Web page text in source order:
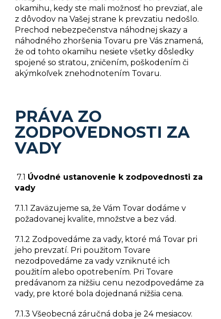
okamihu, kedy ste mali možnosť ho prevziať, ale
z dôvodov na Vašej strane k prevzatiu nedošlo.
Prechod nebezpečenstva náhodnej skazy a
náhodného zhoršenia Tovaru pre Vás znamená,
že od tohto okamihu nesiete všetky dôsledky
spojené so stratou, zničením, poškodením či
akýmkoľvek znehodnotením Tovaru.
PRÁVA ZO
ZODPOVEDNOSTI ZA
VADY
7.1 Úvodné ustanovenie k zodpovednosti za
vady
7.1.1 Zaväzujeme sa, že Vám Tovar dodáme v
požadovanej kvalite, množstve a bez vád.
7.1.2 Zodpovedáme za vady, ktoré má Tovar pri
jeho prevzatí. Pri použitom Tovare
nezodpovedáme za vady vzniknuté ich
použitím alebo opotrebením. Pri Tovare
predávanom za nižšiu cenu nezodpovedáme za
vady, pre ktoré bola dojednaná nižšia cena.
7.1.3 Všeobecná záručná doba je 24 mesiacov.